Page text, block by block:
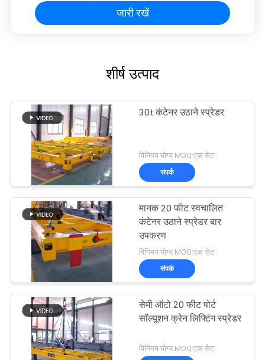
जारी रखें
शीर्ष उत्पाद
30t कंटेनर उठाने स्प्रेडर
विनिमय योग्य MOQ:एक सेट
संपर्क
मानक 20 फीट स्वचालित
कंटेनर उठाने स्प्रेडर बार
उपकरण
विनिमय योग्य MOQ:एक सेट
संपर्क
सेमी ऑटो 20 फीट पोर्ट
सॉल्यूशन क्रेन लिफ्टिंग स्प्रेडर
विनिमय योग्य MOQ:एक सेट